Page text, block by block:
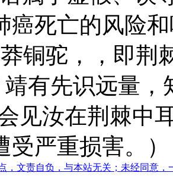
癌死亡的风险
莽铜驼，，即
靖有先识远量
见汝在荆棘中
受严重损害。）
，文责自负，与本站无关；未经同意